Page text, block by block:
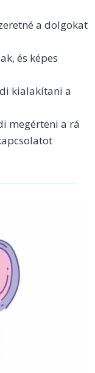
a dolgokat
és képes
kialakítani a
megérteni a rá